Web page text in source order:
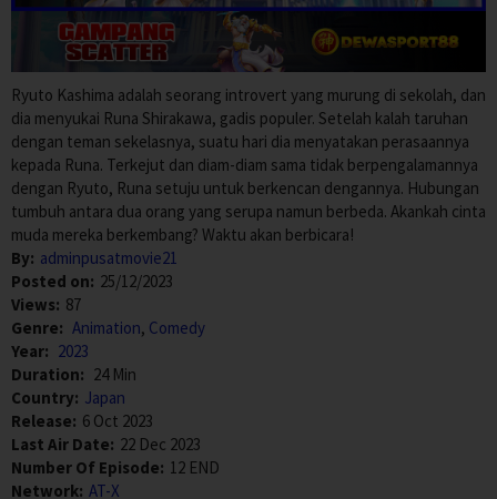
Ryuto Kashima adalah seorang introvert yang murung di sekolah, dan
dia menyukai Runa Shirakawa, gadis populer. Setelah kalah taruhan
dengan teman sekelasnya, suatu hari dia menyatakan perasaannya
kepada Runa. Terkejut dan diam-diam sama tidak berpengalamannya
dengan Ryuto, Runa setuju untuk berkencan dengannya. Hubungan
tumbuh antara dua orang yang serupa namun berbeda. Akankah cinta
muda mereka berkembang? Waktu akan berbicara!
By: adminpusatmovie21
Posted on: 25/12/2023
Views: 87
Genre: Animation, Comedy
Year: 2023
Duration: 24 Min
Country: Japan
Release: 6 Oct 2023
Last Air Date: 22 Dec 2023
Number Of Episode: 12 END
Network: AT-X